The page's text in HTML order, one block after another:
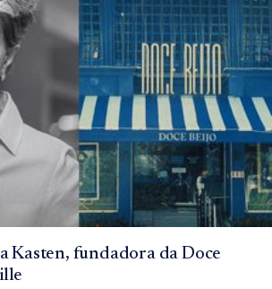
Kasten, fundadora da Doce